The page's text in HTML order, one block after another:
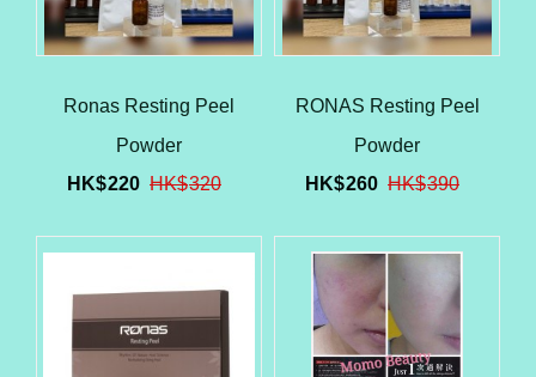
Ronas Resting Peel
Powder
HK$220 HK$320
RONAS Resting Peel
Powder
HK$260 HK$390